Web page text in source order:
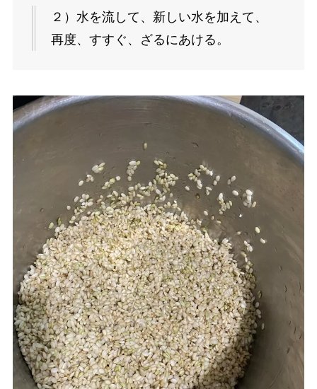
２）水を流して、新しい水を加えて、
再度、すすぐ、ざるにあける。